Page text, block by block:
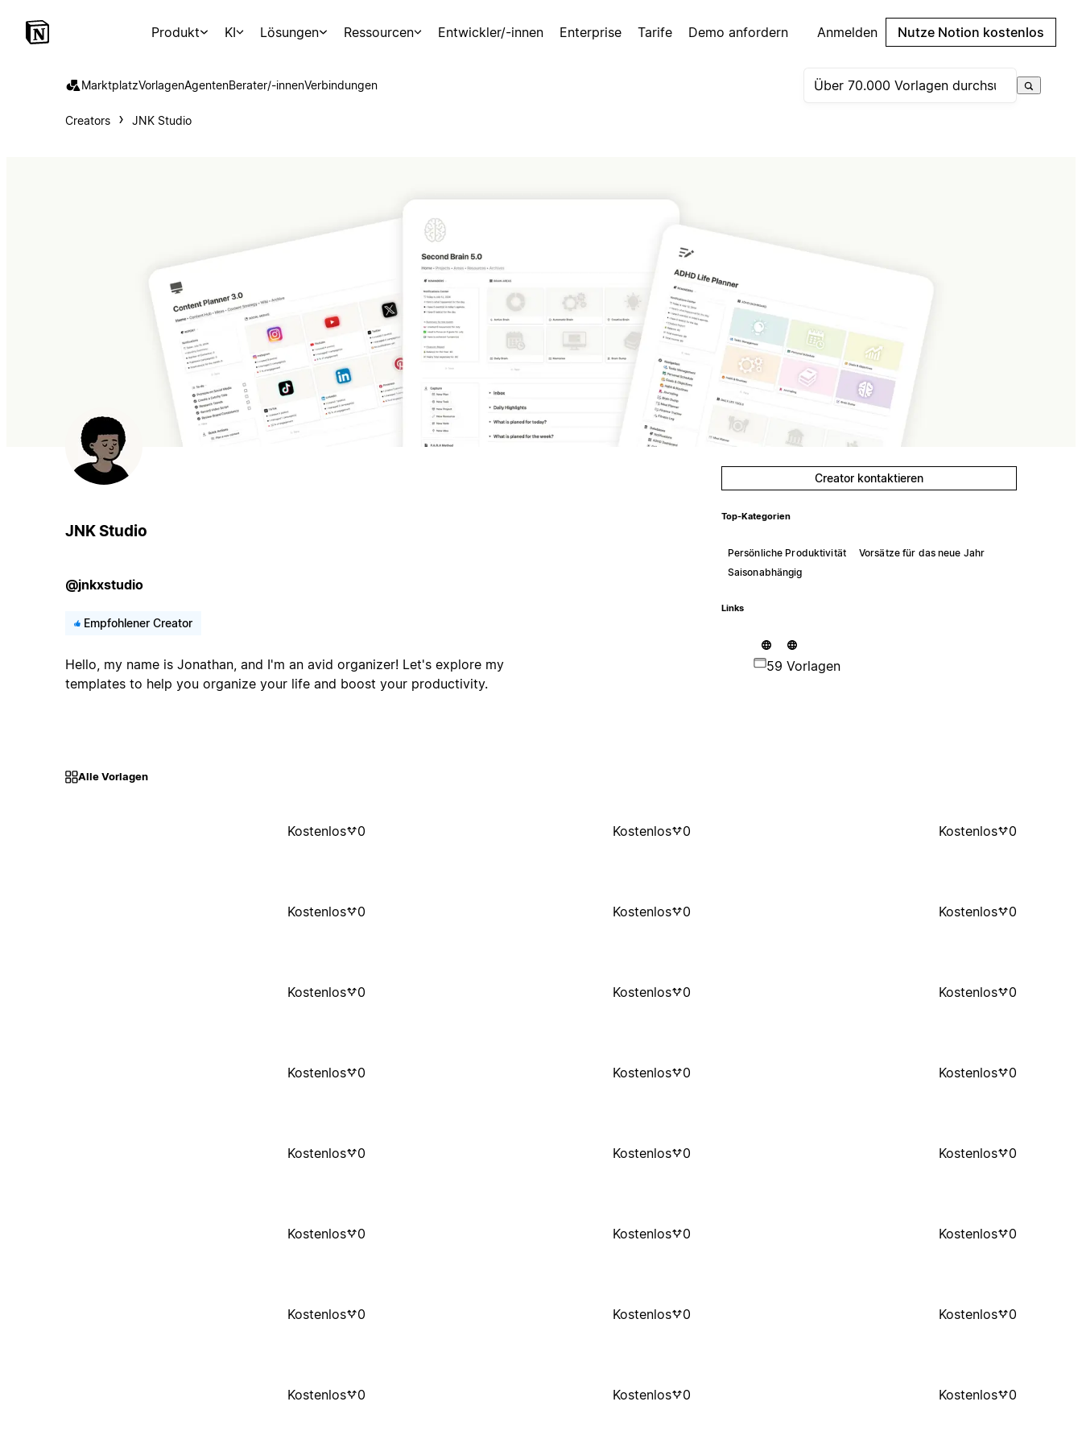
Produkt KI Lösungen Ressourcen Entwickler/-innen Enterprise Tarife Demo anfordern Anmelden Nutze Notion kostenlos
MarktplatzVorlagenAgentenBerater/-innenVerbindungen
Creators JNK Studio
JNK Studio
@jnkxstudio
Empfohlener Creator
Hello, my name is Jonathan, and I'm an avid organizer! Let's explore my
templates to help you organize your life and boost your productivity.
Creator kontaktieren
Top-Kategorien
Persönliche Produktivität
Vorsätze für das neue Jahr
Saisonabhängig
Links
59 Vorlagen
Alle Vorlagen
Kostenlos 0 Kostenlos 0 Kostenlos 0
Kostenlos 0 Kostenlos 0 Kostenlos 0
Kostenlos 0 Kostenlos 0 Kostenlos 0
Kostenlos 0 Kostenlos 0 Kostenlos 0
Kostenlos 0 Kostenlos 0 Kostenlos 0
Kostenlos 0 Kostenlos 0 Kostenlos 0
Kostenlos 0 Kostenlos 0 Kostenlos 0
Kostenlos 0 Kostenlos 0 Kostenlos 0